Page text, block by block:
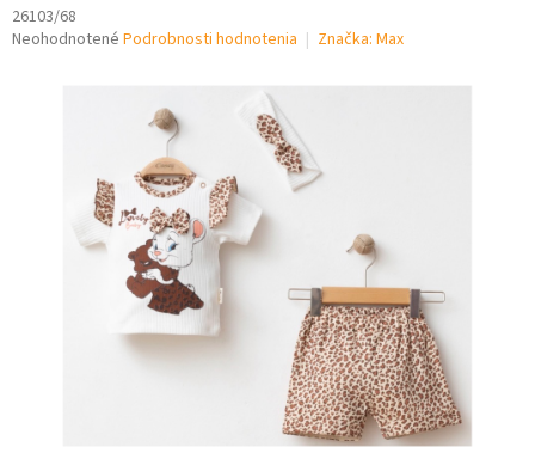
26103/68
Priemerné
hviezdičiek.
Neohodnotené Podrobnosti hodnotenia Značka: Max